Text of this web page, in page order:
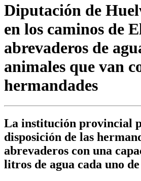
Diputación de
en los caminos de
abrevaderos de
animales que van
hermandades
La institución provincial
disposición de las
abrevaderos con una
litros de agua cada uno